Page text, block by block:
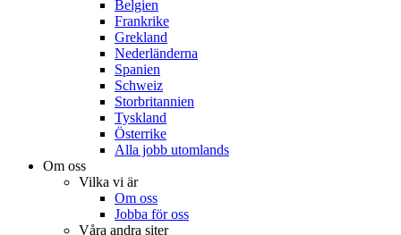
Belgien
Frankrike
Grekland
Nederländerna
Spanien
Schweiz
Storbritannien
Tyskland
Österrike
Alla jobb utomlands
Om oss
Vilka vi är
Om oss
Jobba för oss
Våra andra siter